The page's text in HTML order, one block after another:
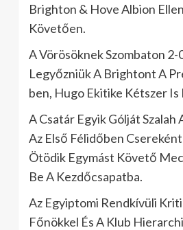
Brighton & Hove Albion
Követően.
A Vörösöknek Szombaton 2-
Legyőzniük A Brightont A
ben, Hugo Ekitike Kétszer Is
A Csatár Egyik Gólját Szalah
Az Első Félidőben
Ötödik Egymást Követő
Be A Kezdőcsapatba.
Az Egyiptomi Rendkívüli
Főnökkel És A Klub